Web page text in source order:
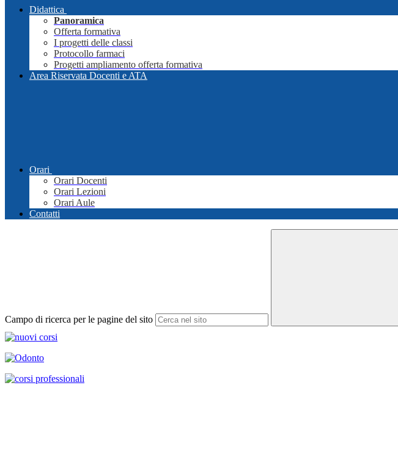
Didattica
Panoramica
Offerta formativa
I progetti delle classi
Protocollo farmaci
Progetti ampliamento offerta formativa
Area Riservata Docenti e ATA
Orari
Orari Docenti
Orari Lezioni
Orari Aule
Contatti
Campo di ricerca per le pagine del sito